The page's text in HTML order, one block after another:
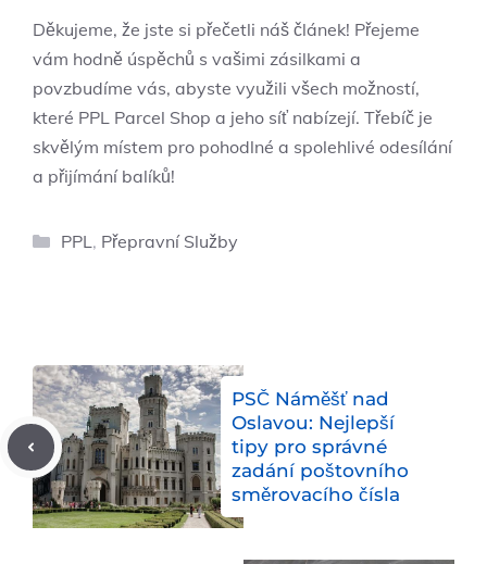
Děkujeme, že jste si přečetli náš článek! Přejeme
vám hodně úspěchů s vašimi zásilkami a
povzbudíme vás, abyste využili všech možností,
které PPL Parcel Shop a jeho síť nabízejí. Třebíč je
skvělým místem pro pohodlné a spolehlivé odesílání
a přijímání balíků!
Rubriky
PPL, Přepravní Služby
PSČ Náměšť nad
Oslavou: Nejlepší
tipy pro správné
zadání poštovního
směrovacího čísla